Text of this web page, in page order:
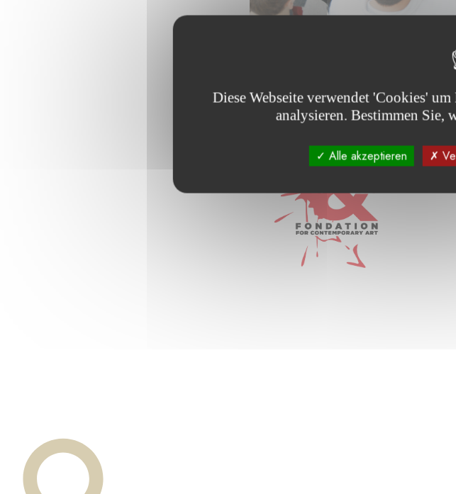
Durchsuchen Sie die von der
Diese Webseite verwendet 'Cookies'
analysieren. Bestimmen Sie,
Alle akzeptieren